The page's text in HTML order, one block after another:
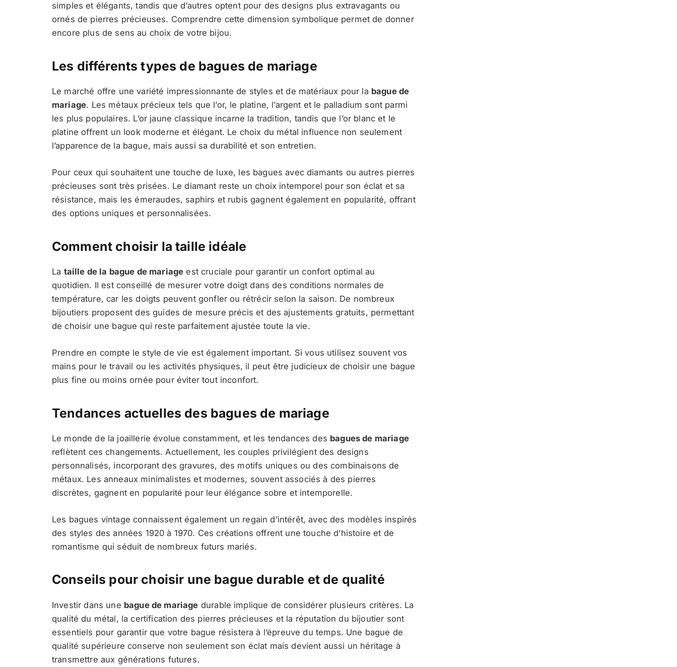
simples et élégants, tandis que d’autres optent pour des designs plus extravagants ou
ornés de pierres précieuses. Comprendre cette dimension symbolique permet de donner
encore plus de sens au choix de votre bijou.
Les différents types de bagues de mariage
Le marché offre une variété impressionnante de styles et de matériaux pour la bague de
mariage. Les métaux précieux tels que l’or, le platine, l’argent et le palladium sont parmi
les plus populaires. L’or jaune classique incarne la tradition, tandis que l’or blanc et le
platine offrent un look moderne et élégant. Le choix du métal influence non seulement
l’apparence de la bague, mais aussi sa durabilité et son entretien.
Pour ceux qui souhaitent une touche de luxe, les bagues avec diamants ou autres pierres
précieuses sont très prisées. Le diamant reste un choix intemporel pour son éclat et sa
résistance, mais les émeraudes, saphirs et rubis gagnent également en popularité, offrant
des options uniques et personnalisées.
Comment choisir la taille idéale
La taille de la bague de mariage est cruciale pour garantir un confort optimal au
quotidien. Il est conseillé de mesurer votre doigt dans des conditions normales de
température, car les doigts peuvent gonfler ou rétrécir selon la saison. De nombreux
bijoutiers proposent des guides de mesure précis et des ajustements gratuits, permettant
de choisir une bague qui reste parfaitement ajustée toute la vie.
Prendre en compte le style de vie est également important. Si vous utilisez souvent vos
mains pour le travail ou les activités physiques, il peut être judicieux de choisir une bague
plus fine ou moins ornée pour éviter tout inconfort.
Tendances actuelles des bagues de mariage
Le monde de la joaillerie évolue constamment, et les tendances des bagues de mariage
reflètent ces changements. Actuellement, les couples privilégient des designs
personnalisés, incorporant des gravures, des motifs uniques ou des combinaisons de
métaux. Les anneaux minimalistes et modernes, souvent associés à des pierres
discrètes, gagnent en popularité pour leur élégance sobre et intemporelle.
Les bagues vintage connaissent également un regain d’intérêt, avec des modèles inspirés
des styles des années 1920 à 1970. Ces créations offrent une touche d’histoire et de
romantisme qui séduit de nombreux futurs mariés.
Conseils pour choisir une bague durable et de qualité
Investir dans une bague de mariage durable implique de considérer plusieurs critères. La
qualité du métal, la certification des pierres précieuses et la réputation du bijoutier sont
essentiels pour garantir que votre bague résistera à l’épreuve du temps. Une bague de
qualité supérieure conserve non seulement son éclat mais devient aussi un héritage à
transmettre aux générations futures.